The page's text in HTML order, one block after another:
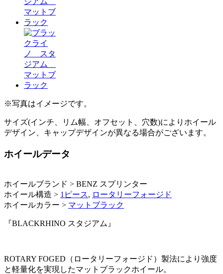
※写真はイメージです。
サイズ(インチ、リム幅、オフセット、穴数)によりホイール
デザイン、キャップデザインが異なる場合がございます。
ホイールデータ
ホイールブランド > BENZ スプリンター
ホイール構造 > 1ピース, ロータリーフォージド
ホイールカラー > マットブラック
『BLACKRHINO スタジアム』
ROTARY FOGED（ロータリーフォージド）製法により強度
と軽量化を実現したマットブラックホイール。